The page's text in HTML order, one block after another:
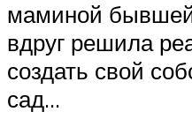
маминой
вдруг решила
создать свой
сад…